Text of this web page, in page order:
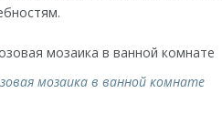
мозаика в ванной комнате